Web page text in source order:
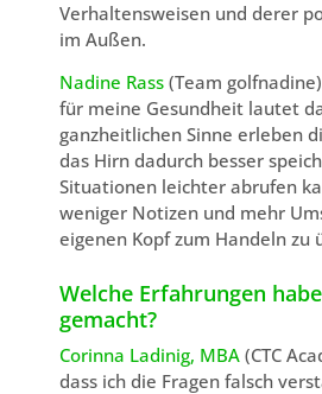
Verhaltensweisen und derer
im Außen.
Nadine Rass (Team
für meine Gesundheit lautet
ganzheitlichen Sinne erleben
das Hirn dadurch besser
Situationen leichter abrufen
weniger Notizen und mehr
eigenen Kopf zum Handeln zu
Welche Erfahrungen
gemacht?
Corinna Ladinig, MBA (CTC
dass ich die Fragen falsch